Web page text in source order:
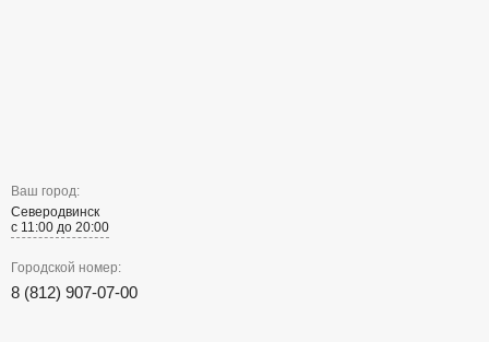
Ваш город:
Северодвинск
с 11:00 до 20:00
Городской номер:
8 (812) 907-07-00